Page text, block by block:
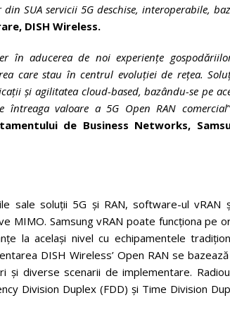
SUA servicii 5G deschise, interoperabile,
DISH Wireless.
în aducerea de noi experiențe
care stau în centrul evoluției de rețea.
și agilitatea cloud-based, bazându-se pe
valoare a 5G Open RAN comercial
de Business Networks,
sale soluții 5G și RAN, software-ul vRAN
MIMO. Samsung vRAN poate funcționa pe
la același nivel cu echipamentele
DISH Wireless’ Open RAN se
și diverse scenarii de implementare.
Division Duplex (FDD) și Time Division